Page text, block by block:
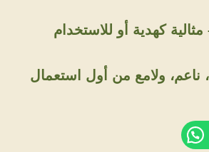
مثالية كهدية أو للاستخدام
ولامع من أول استعمال